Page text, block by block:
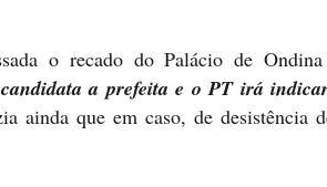
o recado do Palácio de
a prefeita e o PT irá
ainda que em caso, de